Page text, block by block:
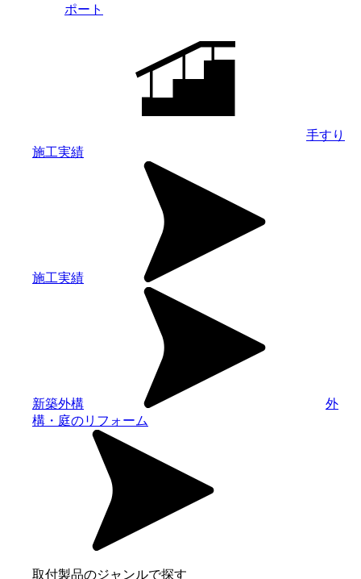
ポート
手すり
施工実績
施工実績
新築外構
外
構・庭のリフォーム
取付製品のジャンルで探す